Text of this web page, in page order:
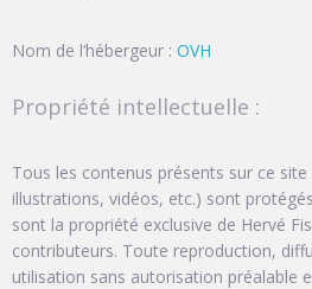
Nom de l’hébergeur : OVH
Propriété intellectuelle :
Tous les contenus présents sur ce
illustrations, vidéos, etc.) sont
sont la propriété exclusive de Hervé
contributeurs. Toute reproduction,
utilisation sans autorisation préalable